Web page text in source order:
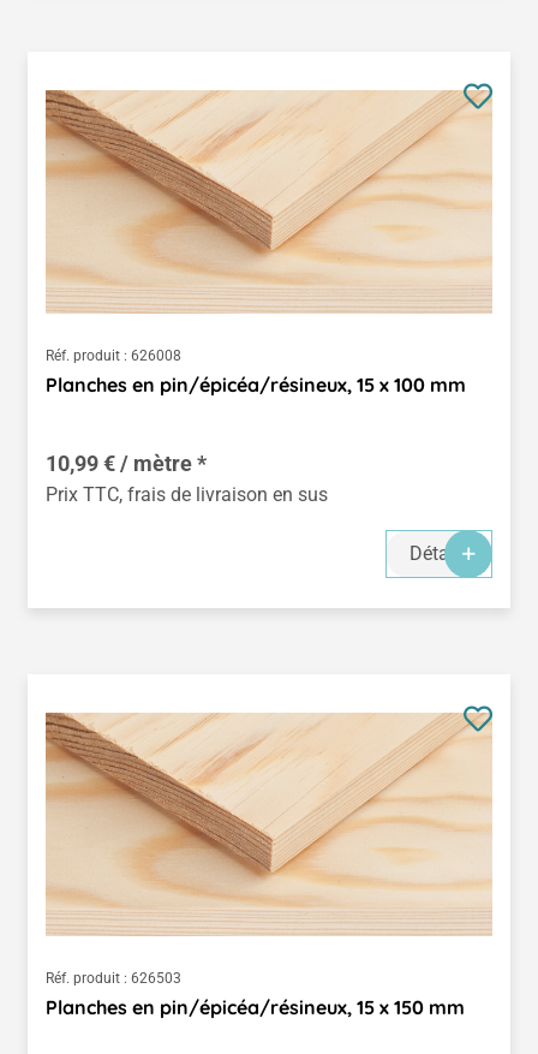
Réf. produit : 626008
Planches en pin/épicéa/résineux, 15 x 100 mm
10,99 € / mètre *
Prix TTC, frais de livraison en sus
Détails
Réf. produit : 626503
Planches en pin/épicéa/résineux, 15 x 150 mm